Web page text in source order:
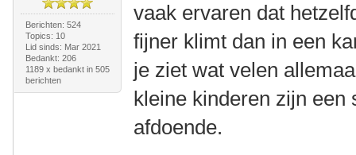
Berichten: 524
Topics: 10
Lid sinds: Mar 2021
Bedankt: 206
1189 x bedankt in 505
berichten
vaak ervaren dat
fijner klimt dan in een
je ziet wat velen
kleine kinderen zijn een
afdoende.